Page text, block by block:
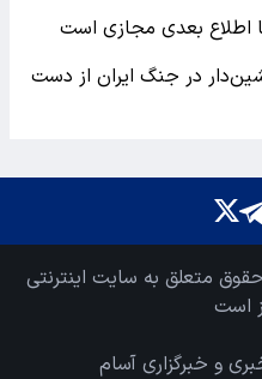
اطلاع بعدی مجازی است
سرنشین‌دار در جنگ ایران از دست
متعلق به سایت اینترنتی
است
و خبرگزاری آسام